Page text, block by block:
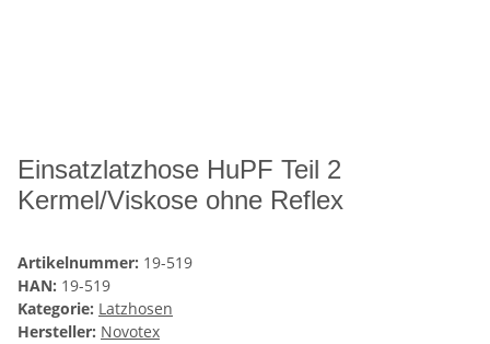
Einsatzlatzhose HuPF Teil 2
Kermel/Viskose ohne Reflex
Artikelnummer: 19-519
HAN: 19-519
Kategorie: Latzhosen
Hersteller: Novotex